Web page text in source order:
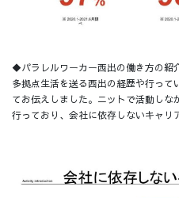
◆パラレルワーカー西出の働き方の紹
多拠点生活を送る西出の経歴や行っ
てお伝えしました。ニットで活動しな
行っており、会社に依存しないキャリ